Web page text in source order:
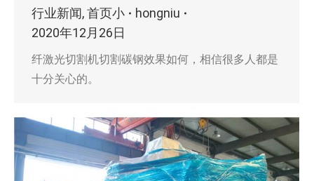
行业新闻,首页小
hongniu
2020年12月26日
纤激光切割机切割碳钢效果如何，相信很多人都是
十分关心的。